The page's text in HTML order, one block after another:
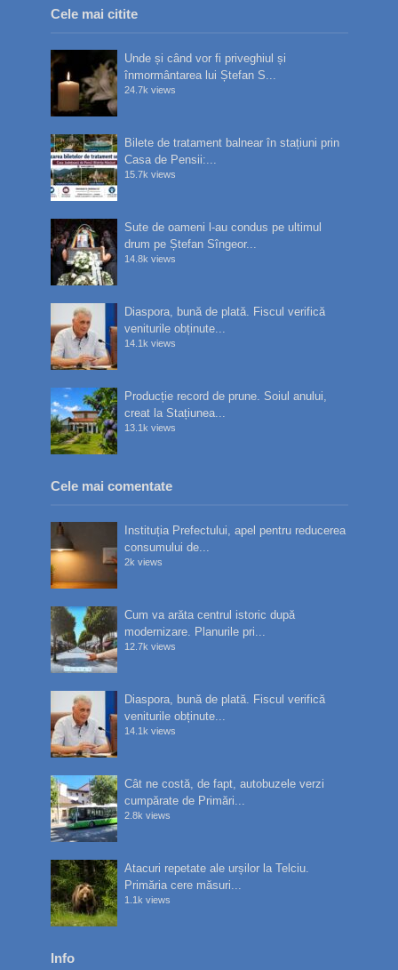
Cele mai citite
Unde și când vor fi priveghiul și
înmormântarea lui Ștefan S...
24.7k views
Bilete de tratament balnear în stațiuni prin
Casa de Pensii:...
15.7k views
Sute de oameni l-au condus pe ultimul
drum pe Ștefan Sîngeor...
14.8k views
Diaspora, bună de plată. Fiscul verifică
veniturile obținute...
14.1k views
Producție record de prune. Soiul anului,
creat la Stațiunea...
13.1k views
Cele mai comentate
Instituția Prefectului, apel pentru reducerea
consumului de...
2k views
Cum va arăta centrul istoric după
modernizare. Planurile pri...
12.7k views
Diaspora, bună de plată. Fiscul verifică
veniturile obținute...
14.1k views
Cât ne costă, de fapt, autobuzele verzi
cumpărate de Primări...
2.8k views
Atacuri repetate ale urșilor la Telciu.
Primăria cere măsuri...
1.1k views
Info